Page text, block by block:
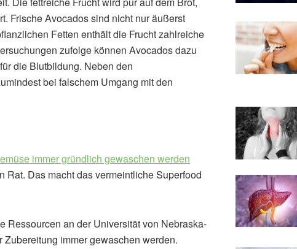
Frische Avocados sind nicht nur äußerst
Fetten enthält die Frucht zahlreiche
zufolge können Avocados dazu
die Blutbildung. Neben den
bei falschem Umgang mit den
immer gründlich gewaschen werden
Das macht das vermeintliche Superfood
Ressourcen an der Universität von Nebraska-
immer gewaschen werden.